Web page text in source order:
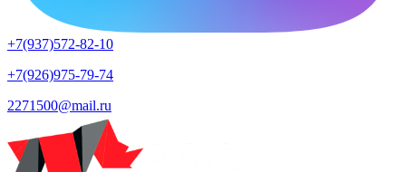
+7(937)572-82-10
+7(926)975-79-74
2271500@mail.ru